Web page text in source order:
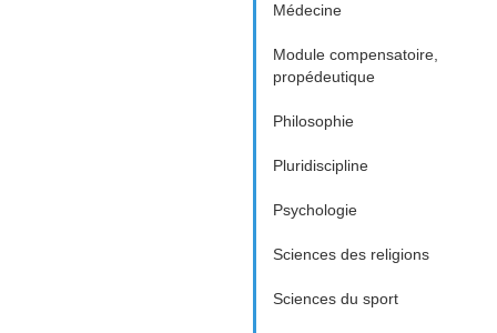
Médecine
Module compensatoire,
propédeutique
Philosophie
Pluridiscipline
Psychologie
Sciences des religions
Sciences du sport